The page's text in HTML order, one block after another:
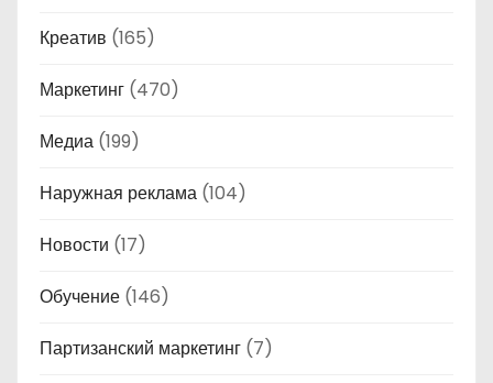
Креатив (165)
Маркетинг (470)
Медиа (199)
Наружная реклама (104)
Новости (17)
Обучение (146)
Партизанский маркетинг (7)